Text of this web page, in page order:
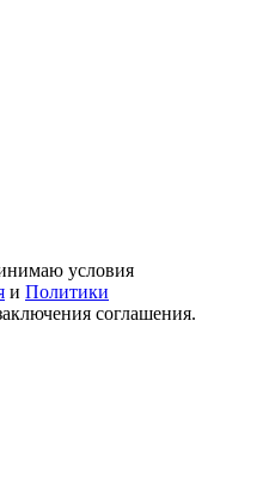
условия
и Политики
соглашения.